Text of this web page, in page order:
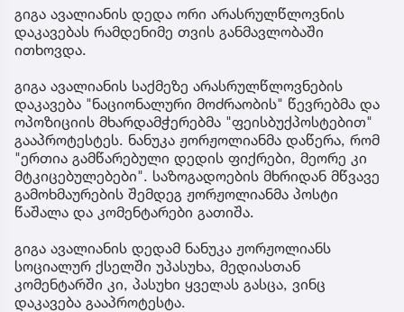
გიგა ავალიანის დედა ორი არასრულწლოვნის
დაკავებას რამდენიმე თვის განმავლობაში
ითხოვდა.
გიგა ავალიანის საქმეზე არასრულწლოვნების
დაკავება "ნაციონალური მოძრაობის" წევრებმა და
ოპოზიციის მხარდამჭერებმა "ფეისბუქპოსტებით"
გააპროტესტეს. ნანუკა ჟორჟოლიანმა დაწერა, რომ
"ერთია გამწარებული დედის ფიქრები, მეორე კი
მტკიცებულებები". საზოგადოების მხრიდან მწვავე
გამოხმაურების შემდეგ ჟორჟოლიანმა პოსტი
წაშალა და კომენტარები გათიშა.
გიგა ავალიანის დედამ ნანუკა ჟორჟოლიანს
სოციალურ ქსელში უპასუხა, მედიასთან
კომენტარში კი, პასუხი ყველას გასცა, ვინც
დაკავება გააპროტესტა.